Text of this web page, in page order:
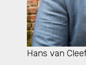
Hans van